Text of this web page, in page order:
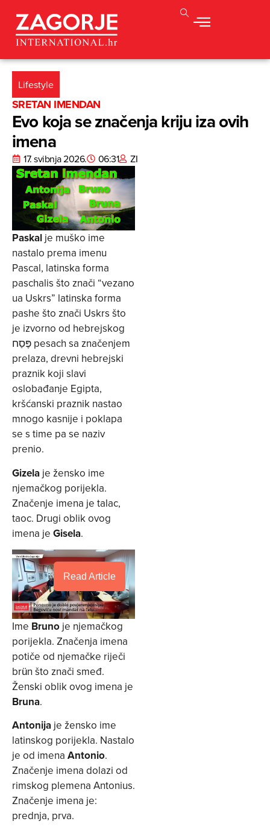
Lifestyle
SRETAN IMENDAN
Evo koja se značenja kriju iza ovih
imena
17. svibnja 2026. 06:31 ZI
Paskal je muško ime
nastalo prema imenu
Pascal, latinska forma
paschalis što znači “vezano
ua Uskrs” latinska forma
pashe što znači Uskrs što
je izvorno od hebrejskog
פֶּסַח pesach sa značenjem
prelaza, drevni hebrejski
praznik koji slavi
oslobađanje Egipta,
kršćanski praznik nastao
mnogo kasnije i poklapa
se s time pa se naziv
prenio.
Gizela je žensko ime
njemačkog porijekla.
Značenje imena je talac,
taoc. Drugi oblik ovog
imena je Gisela.
Read Article
Ime Bruno je njemačkog
porijekla. Značenja imena
potiče od njemačke riječi
brün što znači smeđ.
Ženski oblik ovog imena je
Bruna.
Antonija je žensko ime
latinskog porijekla. Nastalo
je od imena Antonio.
Značenje imena dolazi od
rimskog plemena Antonius.
Značenje imena je:
prednja, prva.